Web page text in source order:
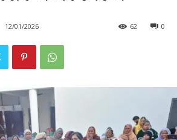
12/01/2026 0
62